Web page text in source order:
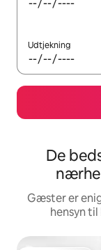
Udtjekning
De
Gæster er
hensyn